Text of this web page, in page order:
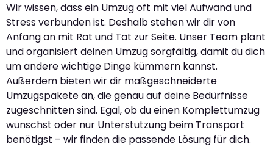
Wir wissen, dass ein Umzug oft mit viel Aufwand und
Stress verbunden ist. Deshalb stehen wir dir von
Anfang an mit Rat und Tat zur Seite. Unser Team plant
und organisiert deinen Umzug sorgfältig, damit du dich
um andere wichtige Dinge kümmern kannst.
Außerdem bieten wir dir maßgeschneiderte
Umzugspakete an, die genau auf deine Bedürfnisse
zugeschnitten sind. Egal, ob du einen Komplettumzug
wünschst oder nur Unterstützung beim Transport
benötigst – wir finden die passende Lösung für dich.